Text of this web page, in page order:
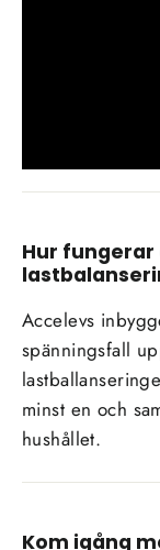
Hur
Accelevs
spänningsfall
minst en och
hushållet.
Kom igång